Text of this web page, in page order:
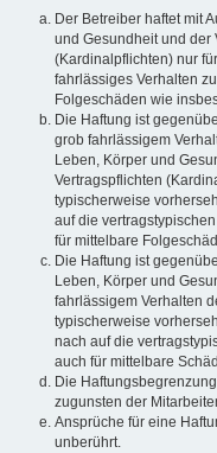
Der Betreiber haftet mit
und Gesundheit und der
(Kardinalpflichten) nur
fahrlässiges Verhalten
Folgeschäden wie
Die Haftung ist
grob fahrlässigem
Leben, Körper und
Vertragspflichten
typischerweise
auf die
für mittelbare
Die Haftung ist
Leben, Körper und
fahrlässigem Verhalten
typischerweise
nach auf die
auch für mittelbare
Die
zugunsten der
Ansprüche für eine
unberührt.